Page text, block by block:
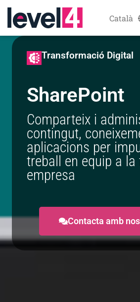
Català
Español
Transformació Digital
SharePoint
Comparteix i
contingut,
aplicacions per
treball en equip a la
empresa
Contacta amb